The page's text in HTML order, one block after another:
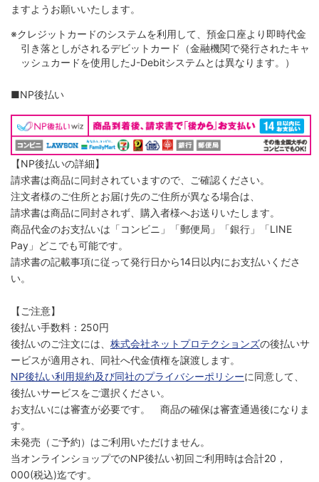
ますようお願いいたします。
※クレジットカードのシステムを利用して、預金口座より即時代金
引き落としがされるデビットカード（金融機関で発行されたキャ
ッシュカードを使用したJ-Debitシステムとは異なります。）
■NP後払い
【NP後払いの詳細】
請求書は商品に同封されていますので、ご確認ください。
注文者様のご住所とお届け先のご住所が異なる場合は、
請求書は商品に同封されず、購入者様へお送りいたします。
商品代金のお支払いは「コンビニ」「郵便局」「銀行」「LINE
Pay」どこでも可能です。
請求書の記載事項に従って発行日から14日以内にお支払いくださ
い。
【ご注意】
後払い手数料：250円
後払いのご注文には、 株式会社ネットプロテクションズの後払いサ
ービスが適用され、同社へ代金債権を譲渡します。
NP後払い利用規約及び同社のプライバシーポリシーに同意して、
後払いサービスをご選択ください。
お支払いには審査が必要です。 商品の確保は審査通過後になりま
す。
未発売（ご予約）はご利用いただけません。
当オンラインショップでのNP後払い初回ご利用時は合計20，
000(税込)迄です。